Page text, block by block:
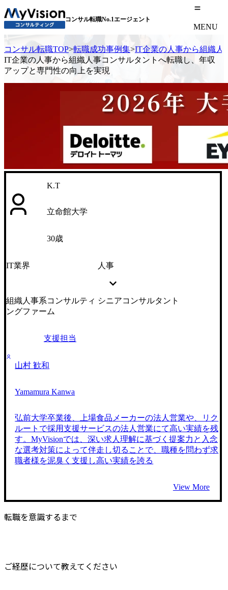
コンサル転職No.1エージェント
MENU
コンサル転職TOP>転職成功事例集>IT企業の人事から組織人
IT企業の人事から組織人事コンサルタントへ転職し、年収
アップと専門性の向上を実現
K.T
立命館大学
30歳
IT業界 人事
組織人事系コンサルティ
ングファーム
シニアコンサルタント
支援担当
山村 歓和
Yamamura Kanwa
弘前大学卒業後、上場食品メーカーの法人営業や、リク
ルートで採用支援サービスの法人営業にて高い実績を残
す。MyVisionでは、深い求人理解に基づく提案力と入念
な選考対策によって伴走し切ることで、職種を問わず求
職者様を泥臭く支援し高い実績を誇る
View More
転職を意識するまで
ご経歴について教えてください